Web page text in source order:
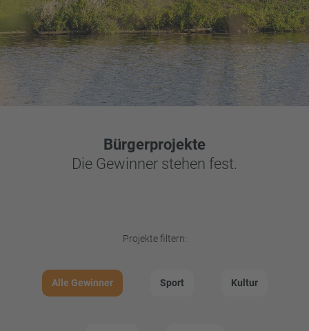
Bürgerprojekte
Die Gewinner stehen fest.
Projekte filtern:
Alle Gewinner Sport Kultur